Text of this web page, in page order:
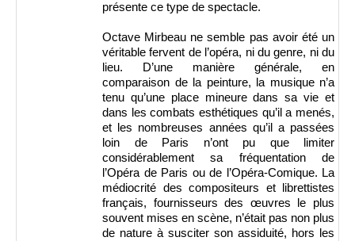
présente ce type de spectacle.
Octave Mirbeau ne semble pas avoir été un
véritable fervent de l’opéra, ni du genre, ni du
lieu. D’une manière générale, en
comparaison de la peinture, la musique n’a
tenu qu’une place mineure dans sa vie et
dans les combats esthétiques qu’il a menés,
et les nombreuses années qu’il a passées
loin de Paris n’ont pu que limiter
considérablement sa fréquentation de
l’Opéra de Paris ou de l’Opéra-Comique. La
médiocrité des compositeurs et librettistes
français, fournisseurs des œuvres le plus
souvent mises en scène, n’était pas non plus
de nature à susciter son assiduité, hors les